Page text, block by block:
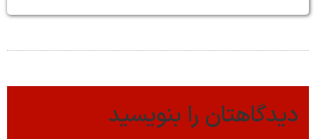
دیدگاهتان را بنویسید